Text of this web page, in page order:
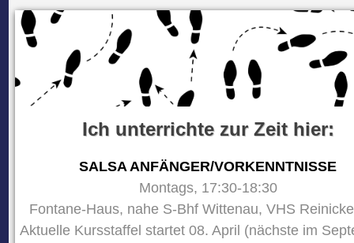
Ich unterrichte zur Zeit hier:
SALSA ANFÄNGER/VORKENNTNISSE
Montags, 17:30-18:30
Fontane-Haus, nahe S-Bhf Wittenau, VHS
Aktuelle Kursstaffel startet 08. April (nächste im